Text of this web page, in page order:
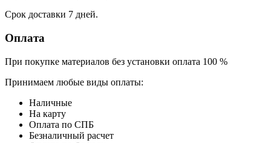
Срок доставки 7 дней.
Оплата
При покупке материалов без установки оплата 100 %
Принимаем любые виды оплаты:
Наличные
На карту
Оплата по СПБ
Безналичный расчет